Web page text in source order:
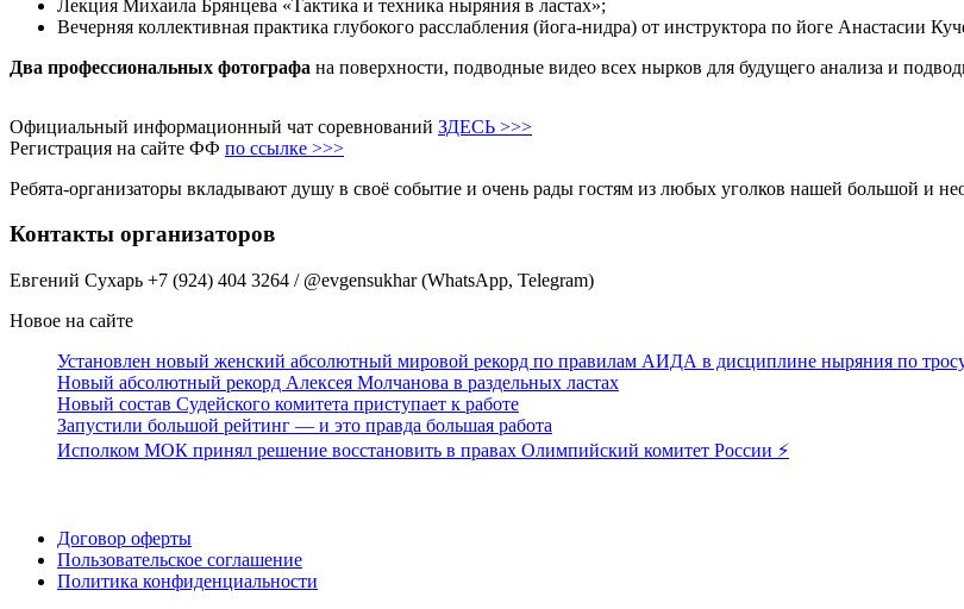
Лекция Михаила Брянцева «Тактика и техника ныряния в ластах»;
Вечерняя коллективная практика глубокого расслабления (йога-нидра) от инструктора по йоге Анастасии
Два профессиональных фотографа на поверхности, подводные видео всех нырков для будущего анализа и
Официальный информационный чат соревнований ЗДЕСЬ >>>
Регистрация на сайте ФФ по ссылке >>>
Ребята-организаторы вкладывают душу в своё событие и очень рады гостям из любых уголков нашей большой и
Контакты организаторов
Евгений Сухарь +7 (924) 404 3264 / @evgensukhar (WhatsApp, Telegram)
Новое на сайте
Установлен новый женский абсолютный мировой рекорд по правилам АИДА в дисциплине ныряния по
Новый абсолютный рекорд Алексея Молчанова в раздельных ластах
Новый состав Судейского комитета приступает к работе
Запустили большой рейтинг — и это правда большая работа
Исполком МОК принял решение восстановить в правах Олимпийский комитет России ⚡️
Договор оферты
Пользовательское соглашение
Политика конфиденциальности